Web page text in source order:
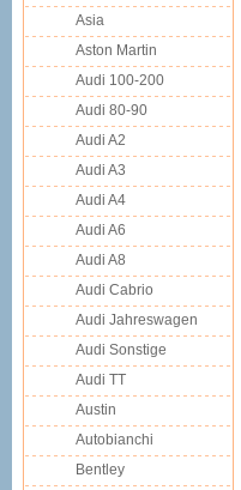
Asia
Aston Martin
Audi 100-200
Audi 80-90
Audi A2
Audi A3
Audi A4
Audi A6
Audi A8
Audi Cabrio
Audi Jahreswagen
Audi Sonstige
Audi TT
Austin
Autobianchi
Bentley